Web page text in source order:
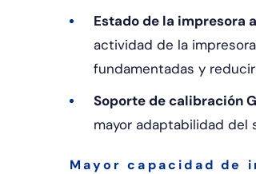
Estado de la impresora
actividad de la
fundamentadas y
Soporte de calibración
mayor adaptabilidad del
Mayor capacidad de